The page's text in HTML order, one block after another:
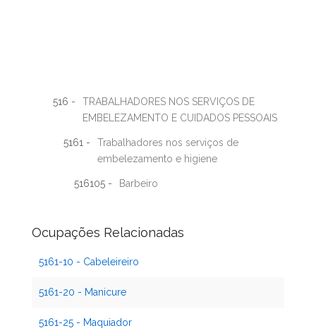
516 -
TRABALHADORES NOS SERVIÇOS DE
EMBELEZAMENTO E CUIDADOS PESSOAIS
5161 -
Trabalhadores nos serviços de
embelezamento e higiene
516105 - Barbeiro
Ocupações Relacionadas
5161-10 - Cabeleireiro
5161-20 - Manicure
5161-25 - Maquiador